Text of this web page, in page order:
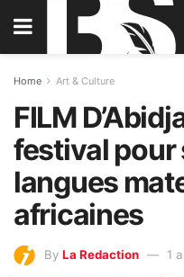
Home Art & Culture
FILM
festival pour
langues
africaines
By La Redaction 1